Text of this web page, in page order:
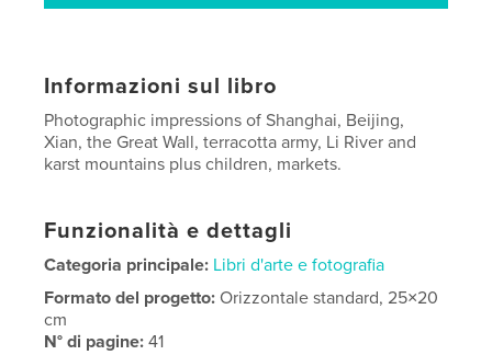
Informazioni sul libro
Photographic impressions of Shanghai, Beijing,
Xian, the Great Wall, terracotta army, Li River and
karst mountains plus children, markets.
Funzionalità e dettagli
Categoria principale: Libri d'arte e fotografia
Formato del progetto:Orizzontale standard, 25×20
cm
N° di pagine:41